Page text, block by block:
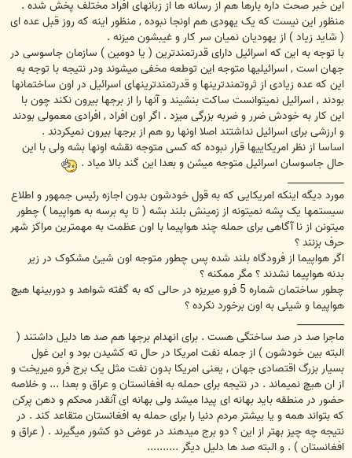
این خبر صحت داره بارها هم از رسانه ها از زبانهای افراد مختلف پخش شده .
منظور این نیست که یک یهودی هم اونجا نبوده , منظور اینه که روز قبل عده ای
( شاید زیاد ) از یهودیان نمیان سر کار و غیبشون میزنه .
با توجه به این که اسرائیل دارای قدرتمندترین ( یا دومین ) سازمان جاسوسی در
جهان است , اسرائیلیها متوجه این توطعه مخفی میشوند ودر نتیجه با توجه به
این که عده زیادی از ثروتمندترینها و قدرتمندترینهای اسرائیل در اون ساختمانها
بودند , اسرائیل نمیتوانست ساکت بنشیند و آنها را از برجها بیرون نکند چون با
این کار به خودش ضرر و ضربه بزرگی میزد . اگر اون افراد , افرادی معمولی بودند
و ارزشی برای اسرائیل نداشتند اصلا اونها رو هم از برجها بیرون نمیکردند .
اساسا از نظر امریکاییها قرار نبوده که کسی متوجه نقشه اونها بشه ولی با این
حال جاسوسان اسرائیل متوجه میشن و بعدا این گند بالا میاد .
____________
مورد دیگه اینکه امریکایی که به قول خودشون بدون اجازه رئیس جمهور و اطلاع
سیستمها یک پشه نمیتونه از زمینش بلند بشه ( تا په برسه به هواپیما ) چطور
میتونن از نا آگاهی برای حمله چند هواپیما با اون عظمت به مهمترین مراکز شهر
حرف بزنند ؟
اگر هواپیما از فرودگاه بلند شده پس چطور متوجه اون شیئ مشکوک در زیر
بدنه هواپیما نشدند ؟ مگر ممکنه ؟
چطور ساختمان شماره 5 فرو میریزه در حالی که به گفته شواهد و دوربینها هیچ
هواپیما و شیئی به اون برخورد نکرده ؟
__________
ماجرا صد در صد ساختگی هست . برای انهدام برجها هم صد ها دلیل داشتند (
البته بین خودشون ) از جمله نفت امریکا در حال ته کشیدن بود و این غول
بسیار بزرگ اقتصادی جهان , یعنی امریکا بدون نفت مثل یک برج فرو میریخت و
از ان هیچ نمیماند . در نتیجه برای حمله به افغانستان و عراق و بعدا ... و خلاصه
حضور در منطقه باید بهانه ای پیدا میشد ولی بهانه ای آنقدر محکم و دهن پرکن
که بتواند همه و یا بیشتر مردم دنیا را برای حمله به افغانستان متقاعد کند . در
نتیجه چه چیز بهتر از این ؟ دو برج میدهند در عوض دو کشور میگیرند . ( عراق و
افغانستان ) . و البته صد ها دلیل دیگر ..........